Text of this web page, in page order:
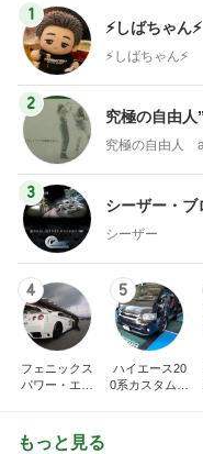
1
⚡️しばちゃん⚡
⚡️しばちゃん⚡️
2
究極の自由
究極の自由人
3
シーザー・ブ
シーザー
4
フェニックス
パワー・エチ
5
ハイエース20
0系カスタム車
もっと見る